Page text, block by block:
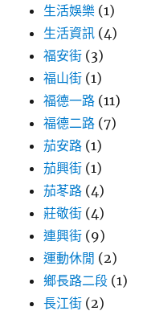
生活娛樂 (1)
生活資訊 (4)
福安街 (3)
福山街 (1)
福德一路 (11)
福德二路 (7)
茄安路 (1)
茄興街 (1)
茄苳路 (4)
莊敬街 (4)
連興街 (9)
運動休閒 (2)
鄉長路二段 (1)
長江街 (2)